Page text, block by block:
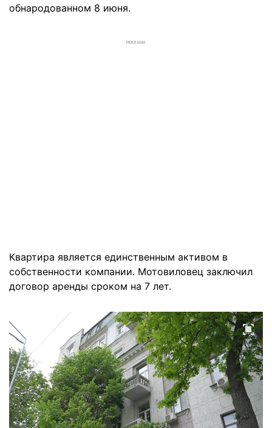
обнародованном 8 июня.
РЕКЛАМА
Квартира является единственным активом в
собственности компании. Мотовиловец заключил
договор аренды сроком на 7 лет.